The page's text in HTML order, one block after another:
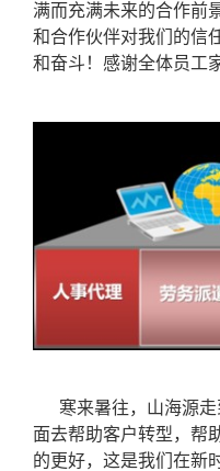
满而充满未来的合作前
和合作伙伴对我们的信
和奋斗！感谢全体员工
寒来暑往，山海源
面去帮助客户转型，帮
的更好，这是我们在新